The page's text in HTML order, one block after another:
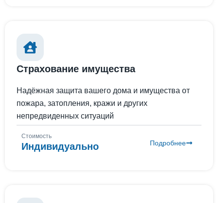
Страхование имущества
Надёжная защита вашего дома и имущества от
пожара, затопления, кражи и других
непредвиденных ситуаций
Стоимость
Индивидуально Подробнее